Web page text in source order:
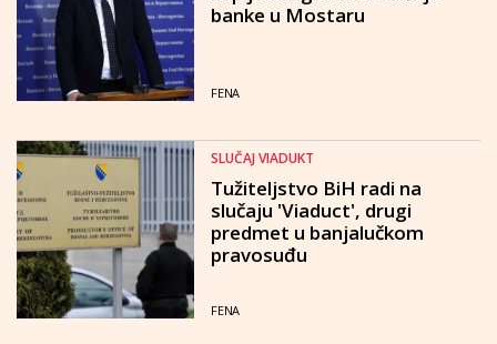
banke u Mostaru
FENA
SLUČAJ VIADUKT
Tužiteljstvo BiH radi na
slučaju 'Viaduct', drugi
predmet u banjalučkom
pravosuđu
FENA